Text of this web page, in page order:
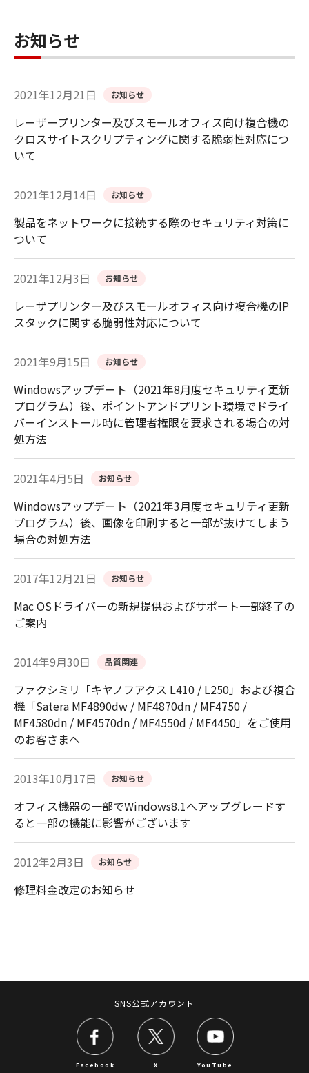
お知らせ
2021年12月21日 お知らせ
レーザープリンター及びスモールオフィス向け複合機の
クロスサイトスクリプティングに関する脆弱性対応につ
いて
2021年12月14日 お知らせ
製品をネットワークに接続する際のセキュリティ対策に
ついて
2021年12月3日 お知らせ
レーザプリンター及びスモールオフィス向け複合機のIP
スタックに関する脆弱性対応について
2021年9月15日 お知らせ
Windowsアップデート（2021年8月度セキュリティ更新
プログラム）後、ポイントアンドプリント環境でドライ
バーインストール時に管理者権限を要求される場合の対
処方法
2021年4月5日 お知らせ
Windowsアップデート（2021年3月度セキュリティ更新
プログラム）後、画像を印刷すると一部が抜けてしまう
場合の対処方法
2017年12月21日 お知らせ
Mac OSドライバーの新規提供およびサポート一部終了の
ご案内
2014年9月30日 品質関連
ファクシミリ「キヤノフアクス L410 / L250」および複合
機「Satera MF4890dw / MF4870dn / MF4750 /
MF4580dn / MF4570dn / MF4550d / MF4450」をご使用
のお客さまへ
2013年10月17日 お知らせ
オフィス機器の一部でWindows8.1へアップグレードす
ると一部の機能に影響がございます
2012年2月3日 お知らせ
修理料金改定のお知らせ
SNS公式アカウント
Facebook X YouTube